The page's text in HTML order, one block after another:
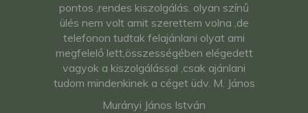
pontos ,rendes kiszolgálás. olyan színű
ülés nem volt amit szerettem volna ,de
telefonon tudtak felajánlani olyat ami
megfelelő lett,összességében elégedett
vagyok a kiszolgálással ,csak ajánlani
tudom mindenkinek a céget üdv. M. János
Murányi János István